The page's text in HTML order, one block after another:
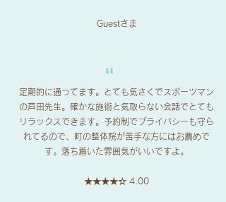
Guestさま
定期的に通ってます。とても気さくでスポーツマン
の芦田先生。確かな施術と気取らない会話でとても
リラックスできます。予約制でプライバシーも守ら
れてるので、町の整体院が苦手な方にはお薦めで
す。落ち着いた雰囲気がいいですよ。
★★★★☆ 4.00
​“